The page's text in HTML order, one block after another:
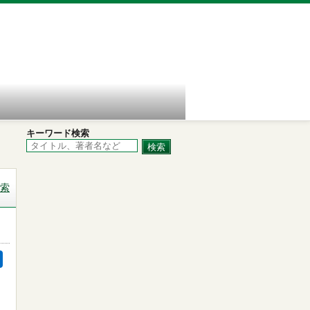
キーワード検索